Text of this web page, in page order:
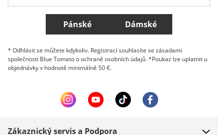
Všechny země
Pánské Dámské
* Odhlásit se můžete kdykoliv. Registrací souhlasíte se zásadami
společnosti Blue Tomato o ochraně osobních údajů. *Poukaz lze uplatnit u
objednávky v hodnotě minimálně 50 €.
Zákaznický servis a Podpora